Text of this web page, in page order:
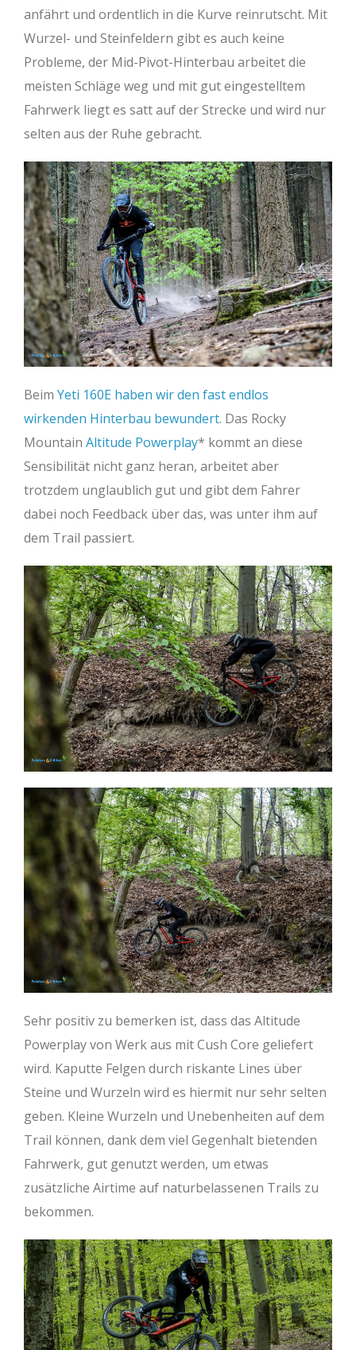
anfährt und ordentlich in die Kurve reinrutscht. Mit
Wurzel- und Steinfeldern gibt es auch keine
Probleme, der Mid-Pivot-Hinterbau arbeitet die
meisten Schläge weg und mit gut eingestelltem
Fahrwerk liegt es satt auf der Strecke und wird nur
selten aus der Ruhe gebracht.
Beim Yeti 160E haben wir den fast endlos
wirkenden Hinterbau bewundert. Das Rocky
Mountain Altitude Powerplay
kommt an diese
Sensibilität nicht ganz heran, arbeitet aber
trotzdem unglaublich gut und gibt dem Fahrer
dabei noch Feedback über das, was unter ihm auf
dem Trail passiert.
Sehr positiv zu bemerken ist, dass das Altitude
Powerplay von Werk aus mit Cush Core geliefert
wird. Kaputte Felgen durch riskante Lines über
Steine und Wurzeln wird es hiermit nur sehr selten
geben. Kleine Wurzeln und Unebenheiten auf dem
Trail können, dank dem viel Gegenhalt bietenden
Fahrwerk, gut genutzt werden, um etwas
zusätzliche Airtime auf naturbelassenen Trails zu
bekommen.